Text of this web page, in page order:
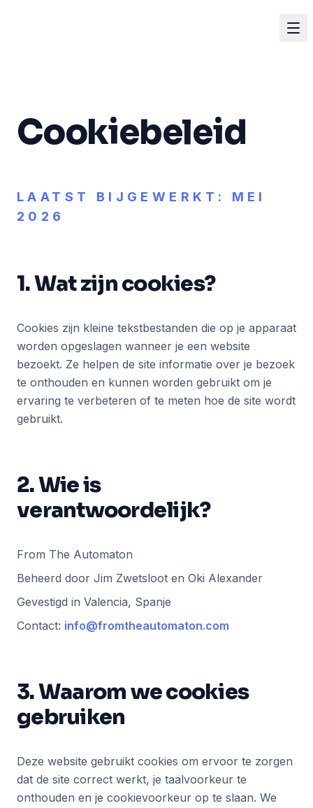
Cookiebeleid
LAATST BIJGEWERKT: MEI
2026
1. Wat zijn cookies?
Cookies zijn kleine tekstbestanden die op je apparaat
worden opgeslagen wanneer je een website
bezoekt. Ze helpen de site informatie over je bezoek
te onthouden en kunnen worden gebruikt om je
ervaring te verbeteren of te meten hoe de site wordt
gebruikt.
2. Wie is
verantwoordelijk?
From The Automaton
Beheerd door Jim Zwetsloot en Oki Alexander
Gevestigd in Valencia, Spanje
Contact: info@fromtheautomaton.com
3. Waarom we cookies
gebruiken
Deze website gebruikt cookies om ervoor te zorgen
dat de site correct werkt, je taalvoorkeur te
onthouden en je cookievoorkeur op te slaan. We